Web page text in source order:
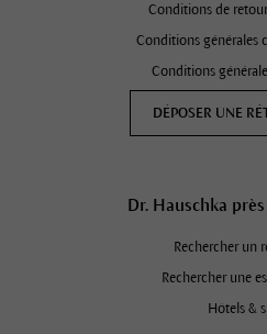
Conditions de
Conditions générales
Conditions
DÉPOSER UNE
Dr. Hauschka
Rechercher un
Rechercher une
Hôtels &